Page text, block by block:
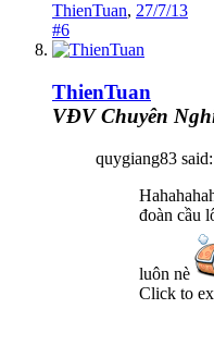
ThienTuan, 27/7/13
#6
ThienTuan
VĐV Chuyên
quygiang83 said:
đoàn cầu
luôn nè
Click to